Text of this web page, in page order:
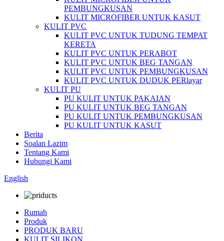
PEMBUNGKUSAN
KULIT MICROFIBER UNTUK KASUT
KULIT PVC
KULIT PVC UNTUK TUDUNG TEMPAT
KERETA
KULIT PVC UNTUK PERABOT
KULIT PVC UNTUK BEG TANGAN
KULIT PVC UNTUK PEMBUNGKUSAN
KULIT PVC UNTUK DUDUK PERlayar
KULIT PU
PU KULIT UNTUK PAKAIAN
PU KULIT UNTUK BEG TANGAN
PU KULIT UNTUK PEMBUNGKUSAN
PU KULIT UNTUK KASUT
Berita
Soalan Lazim
Tentang Kami
Hubungi Kami
English
Rumah
Produk
PRODUK BARU
KULIT SILIKON